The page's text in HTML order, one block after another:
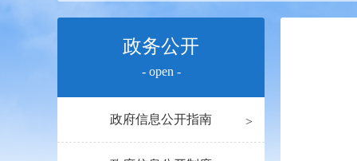
政务公开
- open -
政府信息公开指南